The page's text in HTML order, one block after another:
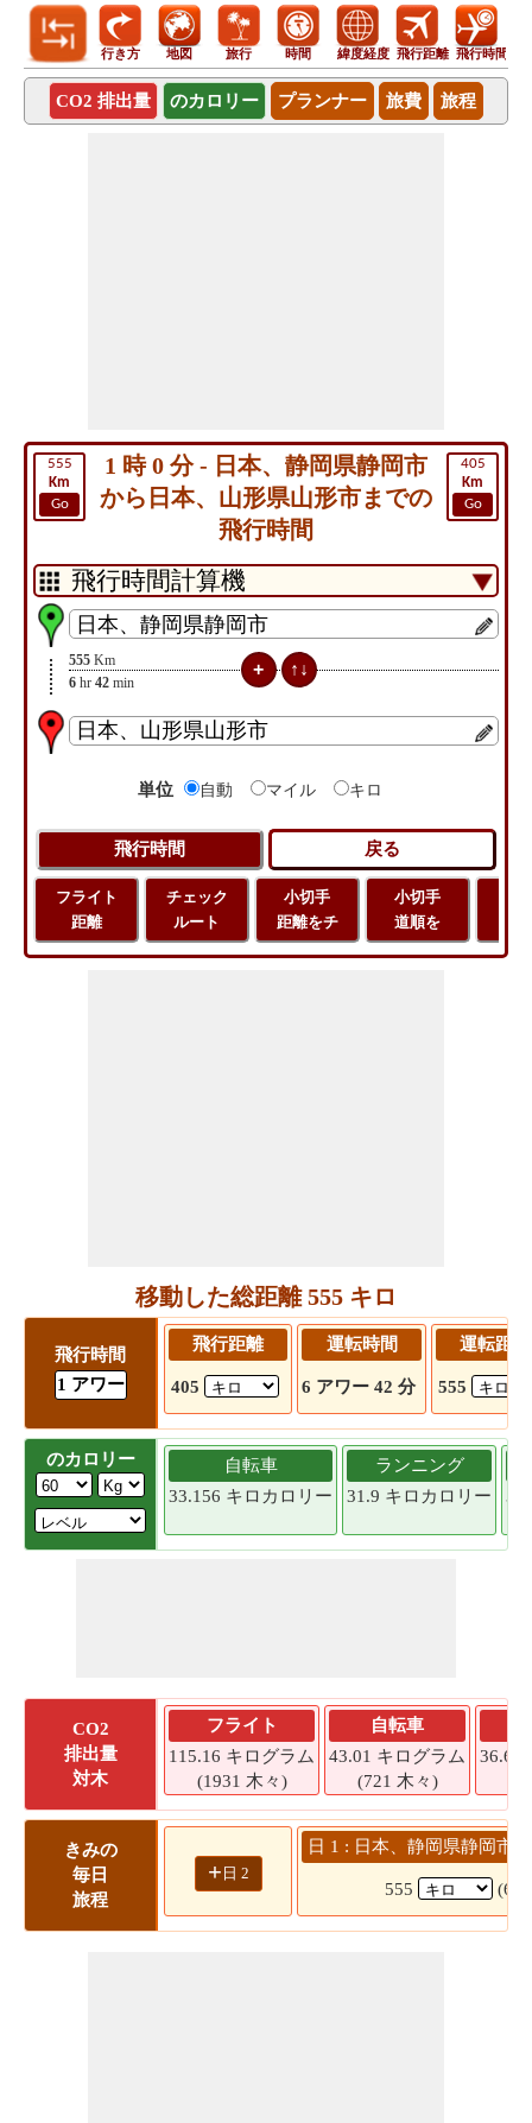
行き方 地図 旅行 時間 緯度経度 飛行距離 飛行時間
CO2 排出量 のカロリー プランナー 旅費 旅程
555
Km
Go
405
Km
Go
1 時 0 分 - 日本、静岡県静岡市
から日本、山形県山形市までの
飛行時間
555 Km
6 hr 42 min
単位 自動 マイル キロ
フライト
距離
チェック
ルート
小切手
距離をチ
小切手
道順を
移動した総距離 555 キロ
飛行時間
1 アワー
飛行距離
405
運転時間
6 アワー 42 分
運転距離
555
のカロリー
自転車
33.156 キロカロリー
ランニング
31.9 キロカロリー
CO2
排出量
対木
フライト
115.16 キログラム
(1931 木々)
自転車
43.01 キログラム
(721 木々)
36.63
きみの
毎日
旅程
+ 日 2
日 1 : 日本、静岡県静岡市
555 (6